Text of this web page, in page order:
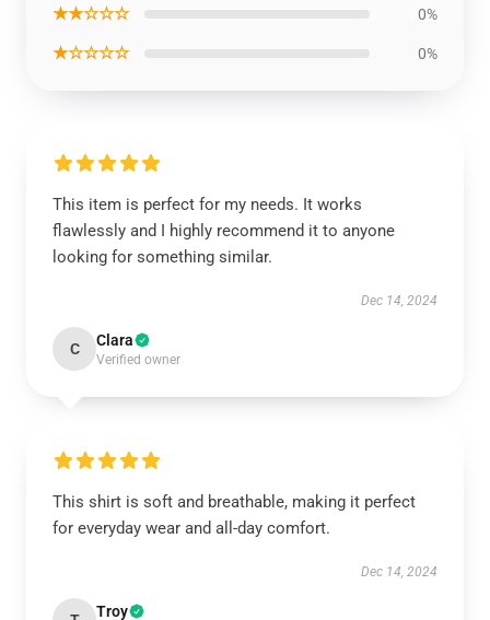
★★☆☆☆ 0%
★☆☆☆☆ 0%
This item is perfect for my needs. It works
flawlessly and I highly recommend it to anyone
looking for something similar.
Dec 14, 2024
C Clara
Verified owner
This shirt is soft and breathable, making it perfect
for everyday wear and all-day comfort.
Dec 14, 2024
Troy